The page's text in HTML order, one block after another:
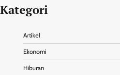
Kategori
Artikel
Ekonomi
Hiburan